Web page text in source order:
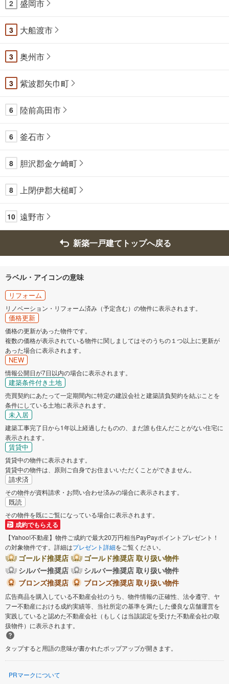
2 盛岡市
3 大船渡市
3 奥州市
3 紫波郡矢巾町
6 陸前高田市
6 釜石市
8 胆沢郡金ケ崎町
8 上閉伊郡大槌町
10 遠野市
新築一戸建てトップへ戻る
ラベル・アイコンの意味
リフォーム
リノベーション・リフォーム済み（予定含む）の物件に表示されます。
価格更新
価格の更新があった物件です。
複数の価格が表示されている物件に関しましてはそのうちの１つ以上に更新が
あった場合に表示されます。
NEW
情報公開日が7日以内の場合に表示されます。
建築条件付き土地
売買契約にあたって一定期間内に特定の建設会社と建築請負契約を結ぶことを
条件にしている土地に表示されます。
未入居
建築工事完了日から1年以上経過したものの、まだ誰も住んだことがない住宅に
表示されます。
賃貸中
賃貸中の物件に表示されます。
賃貸中の物件は、原則ご自身でお住まいいただくことができません。
請求済
その物件が資料請求・お問い合わせ済みの場合に表示されます。
既読
その物件を既にご覧になっている場合に表示されます。
成約でもらえる
【Yahoo!不動産】物件ご成約で最大20万円相当PayPayポイントプレゼント！
の対象物件です。詳細はプレゼント詳細をご覧ください。
ゴールド推奨店
ゴールド推奨店 取り扱い物件
シルバー推奨店
シルバー推奨店 取り扱い物件
ブロンズ推奨店
ブロンズ推奨店 取り扱い物件
広告商品を購入している不動産会社のうち、物件情報の正確性、法令遵守、ヤ
フー不動産における成約実績等、当社所定の基準を満たした優良な店舗運営を
実践していると認めた不動産会社（もしくは当該認定を受けた不動産会社の取
扱物件）に表示されます。
タップすると用語の意味が書かれたポップアップが開きます。
PRマークについて